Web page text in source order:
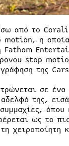
από το
η οποία
Fathom
stop
της
σε
της,
ως το
τη